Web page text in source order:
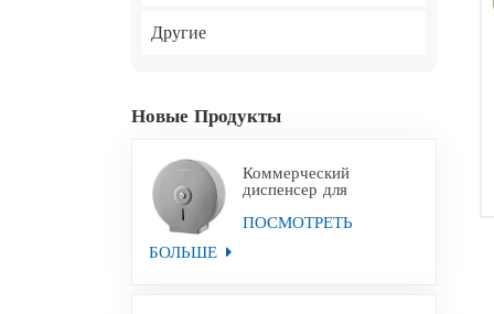
Другие
Новые Продукты
Коммерческий
диспенсер для
туалетной бумаги
Jumbo из
ПОСМОТРЕТЬ
БОЛЬШЕ